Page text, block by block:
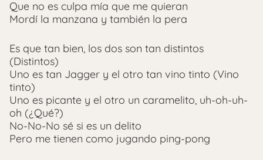
Que no es culpa mía que me quieran
Mordí la manzana y también la pera
Es que tan bien, los dos son tan distintos
(Distintos)
Uno es tan Jagger y el otro tan vino tinto (Vino
tinto)
Uno es picante y el otro un caramelito, uh-oh-uh-
oh (¿Qué?)
No-No-No sé si es un delito
Pero me tienen como jugando ping-pong